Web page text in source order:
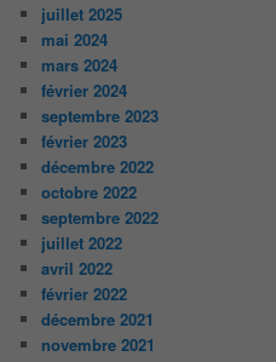
juillet 2025
mai 2024
mars 2024
février 2024
septembre 2023
février 2023
décembre 2022
octobre 2022
septembre 2022
juillet 2022
avril 2022
février 2022
décembre 2021
novembre 2021